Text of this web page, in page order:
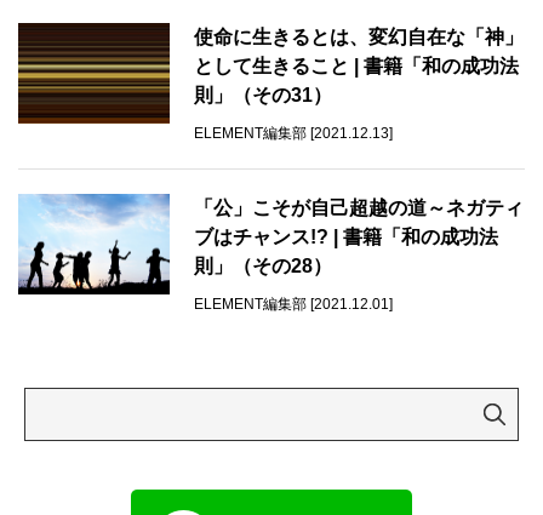
使命に生きるとは、変幻自在な「神」
として生きること | 書籍「和の成功法
則」（その31）
ELEMENT編集部 [2021.12.13]
「公」こそが自己超越の道～ネガティ
ブはチャンス!? | 書籍「和の成功法
則」（その28）
ELEMENT編集部 [2021.12.01]